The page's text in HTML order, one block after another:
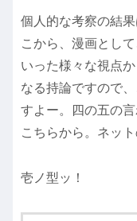
個人的な考察の結
こから、漫画とし
いった様々な視点
なる持論ですので
すよー。四の五の
こちらから。ネット
壱ノ型ッ！